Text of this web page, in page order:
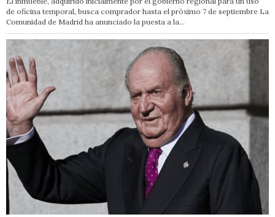
de oficina temporal, busca comprador hasta el próximo 7 de septiembre La
Comunidad de Madrid ha anunciado la puesta a la…